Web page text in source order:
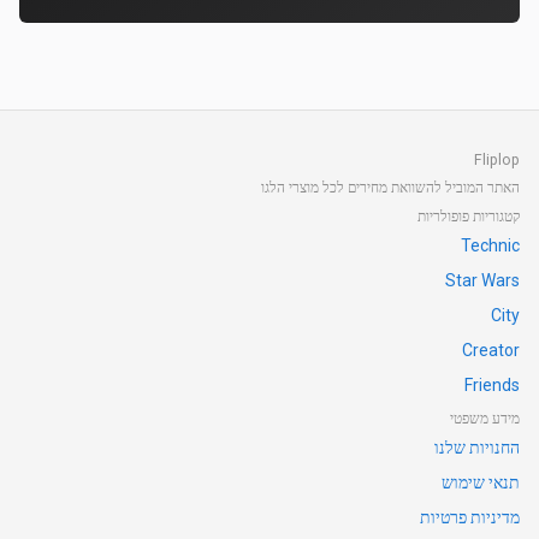
Fliplop
האתר המוביל להשוואת מחירים לכל מוצרי הלגו
קטגוריות פופולריות
Technic
Star Wars
City
Creator
Friends
מידע משפטי
החנויות שלנו
תנאי שימוש
מדיניות פרטיות